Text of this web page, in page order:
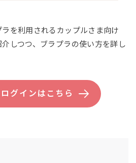
を利用されるカップルさま向け
しつつ、ブラプラの使い方を詳し
グインはこちら